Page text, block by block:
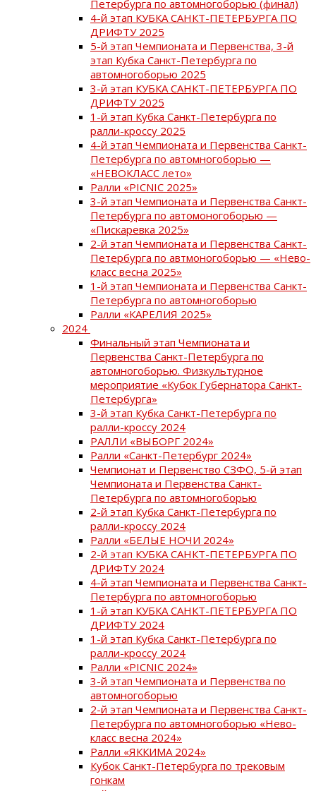
Петербурга по автомногоборью (финал)
4-й этап КУБКА САНКТ-ПЕТЕРБУРГА ПО
ДРИФТУ 2025
5-й этап Чемпионата и Первенства, 3-й
этап Кубка Санкт-Петербурга по
автомногоборью 2025
3-й этап КУБКА САНКТ-ПЕТЕРБУРГА ПО
ДРИФТУ 2025
1-й этап Кубка Санкт-Петербурга по
ралли-кроссу 2025
4-й этап Чемпионата и Первенства Санкт-
Петербурга по автомногоборью —
«НЕВОКЛАСС лето»
Ралли «PICNIC 2025»
3-й этап Чемпионата и Первенства Санкт-
Петербурга по автомоногоборью —
«Пискаревка 2025»
2-й этап Чемпионата и Первенства Санкт-
Петербурга по автмоногоборью — «Нево-
класс весна 2025»
1-й этап Чемпионата и Первенства Санкт-
Петербурга по автомногоборью
Ралли «КАРЕЛИЯ 2025»
2024
Финальный этап Чемпионата и
Первенства Санкт-Петербурга по
автомногоборью. Физкультурное
мероприятие «Кубок Губернатора Санкт-
Петербурга»
3-й этап Кубка Санкт-Петербурга по
ралли-кроссу 2024
РАЛЛИ «ВЫБОРГ 2024»
Ралли «Санкт-Петербург 2024»
Чемпионат и Первенство СЗФО, 5-й этап
Чемпионата и Первенства Санкт-
Петербурга по автомногоборью
2-й этап Кубка Санкт-Петербурга по
ралли-кроссу 2024
Ралли «БЕЛЫЕ НОЧИ 2024»
2-й этап КУБКА САНКТ-ПЕТЕРБУРГА ПО
ДРИФТУ 2024
4-й этап Чемпионата и Первенства Санкт-
Петербурга по автомногоборью
1-й этап КУБКА САНКТ-ПЕТЕРБУРГА ПО
ДРИФТУ 2024
1-й этап Кубка Санкт-Петербурга по
ралли-кроссу 2024
Ралли «PICNIC 2024»
3-й этап Чемпионата и Первенства по
автомногоборью
2-й этап Чемпионата и Первенства Санкт-
Петербурга по автомногоборью «Нево-
класс весна 2024»
Ралли «ЯККИМА 2024»
Кубок Санкт-Петербурга по трековым
гонкам